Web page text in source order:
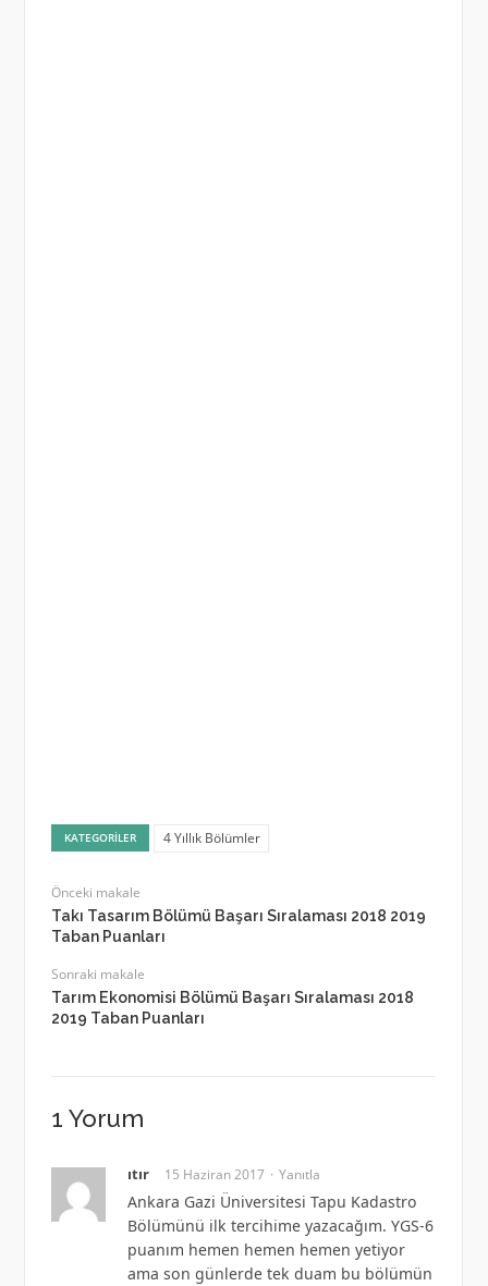
KATEGORILER 4 Yıllık Bölümler
Önceki makale
Takı Tasarım Bölümü Başarı Sıralaması 2018 2019
Taban Puanları
Sonraki makale
Tarım Ekonomisi Bölümü Başarı Sıralaması 2018
2019 Taban Puanları
1 Yorum
ıtır 15 Haziran 2017 Yanıtla
Ankara Gazi Üniversitesi Tapu Kadastro
Bölümünü ilk tercihime yazacağım. YGS-6
puanım hemen hemen hemen yetiyor
ama son günlerde tek duam bu bölümün